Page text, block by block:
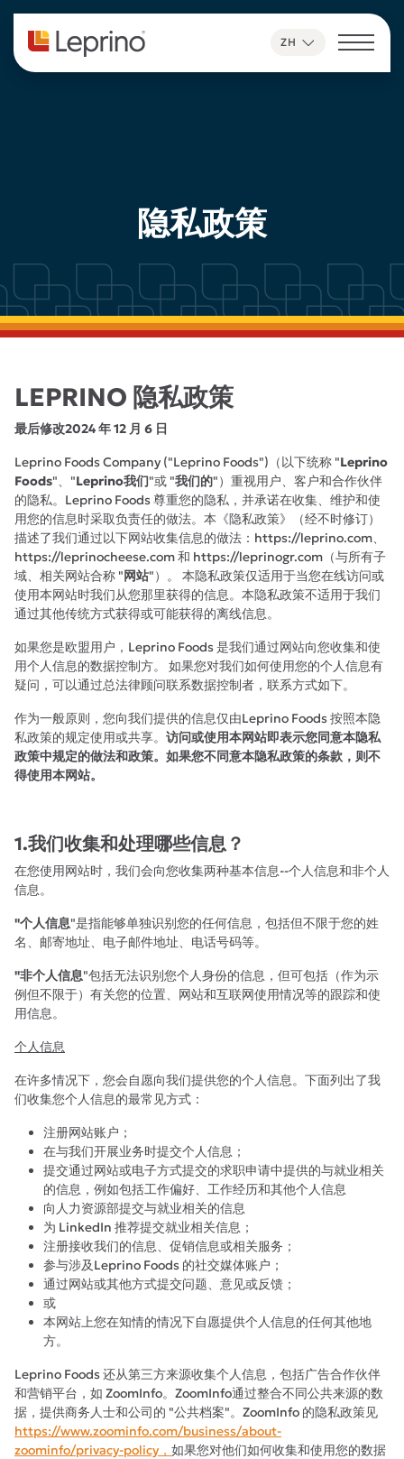
ZH
隐私政策
LEPRINO 隐私政策
最后修改2024 年 12 月 6 日
Leprino Foods Company ("Leprino Foods")（以下统称 "Leprino
Foods"、"Leprino我们"或 "我们的"）重视用户、客户和合作伙伴
的隐私。Leprino Foods 尊重您的隐私，并承诺在收集、维护和使
用您的信息时采取负责任的做法。本《隐私政策》（经不时修订）
描述了我们通过以下网站收集信息的做法：https://leprino.com、
https://leprinocheese.com 和 https://leprinogr.com（与所有子
域、相关网站合称 "网站"）。 本隐私政策仅适用于当您在线访问或
使用本网站时我们从您那里获得的信息。本隐私政策不适用于我们
通过其他传统方式获得或可能获得的离线信息。
如果您是欧盟用户，Leprino Foods 是我们通过网站向您收集和使
用个人信息的数据控制方。 如果您对我们如何使用您的个人信息有
疑问，可以通过总法律顾问联系数据控制者，联系方式如下。
作为一般原则，您向我们提供的信息仅由Leprino Foods 按照本隐
私政策的规定使用或共享。 访问或使用本网站即表示您同意本隐私
政策中规定的做法和政策。如果您不同意本隐私政策的条款，则不
得使用本网站。
1.我们收集和处理哪些信息？
在您使用网站时，我们会向您收集两种基本信息--个人信息和非个人
信息。
"个人信息"是指能够单独识别您的任何信息，包括但不限于您的姓
名、邮寄地址、电子邮件地址、电话号码等。
"非个人信息"包括无法识别您个人身份的信息，但可包括（作为示
例但不限于）有关您的位置、网站和互联网使用情况等的跟踪和使
用信息。
个人信息
在许多情况下，您会自愿向我们提供您的个人信息。下面列出了我
们收集您个人信息的最常见方式：
注册网站账户；
在与我们开展业务时提交个人信息；
提交通过网站或电子方式提交的求职申请中提供的与就业相关
的信息，例如包括工作偏好、工作经历和其他个人信息
向人力资源部提交与就业相关的信息
为 LinkedIn 推荐提交就业相关信息；
注册接收我们的信息、促销信息或相关服务；
参与涉及Leprino Foods 的社交媒体账户；
通过网站或其他方式提交问题、意见或反馈；
或
本网站上您在知情的情况下自愿提供个人信息的任何其他地
方。
Leprino Foods 还从第三方来源收集个人信息，包括广告合作伙伴
和营销平台，如 ZoomInfo。ZoomInfo通过整合不同公共来源的数
据，提供商务人士和公司的 "公共档案"。ZoomInfo 的隐私政策见
https://www.zoominfo.com/business/about-
zoominfo/privacy-policy， 如果您对他们如何收集和使用您的数据